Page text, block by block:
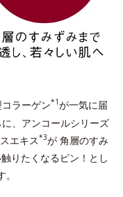
ラーゲン*1が一気に届
に、アンコールシリーズ
エキス*3が 角層のすみ
りたくなるピン！とし